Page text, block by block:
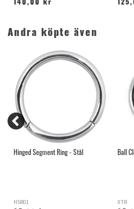
140,00 kr
Andra köpte även
Hinged Segment Ring - Stål
HSR01
Ball
XTR